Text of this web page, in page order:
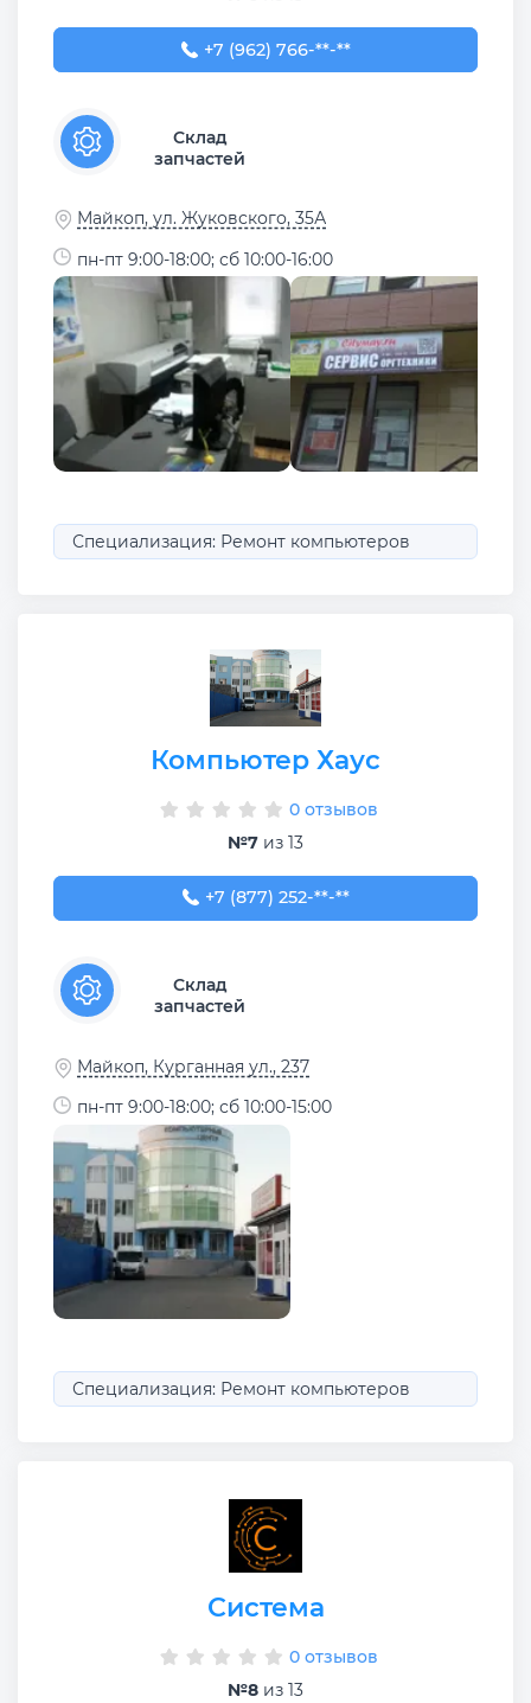
+7 (962) 766-33-88
+7 (962) 766-**-**
Склад
запчастей
Майкоп, ул. Жуковского, 35А
пн-пт 9:00-18:00; сб 10:00-16:00
Специализация: Ремонт компьютеров
Компьютер Хаус
0 отзывов
№7 из 13
+7 (877) 252-23-44
+7 (877) 252-**-**
Склад
запчастей
Майкоп, Курганная ул., 237
пн-пт 9:00-18:00; сб 10:00-15:00
Специализация: Ремонт компьютеров
Система
0 отзывов
№8 из 13